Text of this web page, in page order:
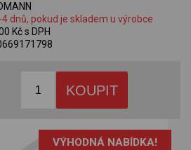
4 dnů, pokud je skladem u výrobce
Kč s DPH
VÝHODNÁ NABÍDKA!